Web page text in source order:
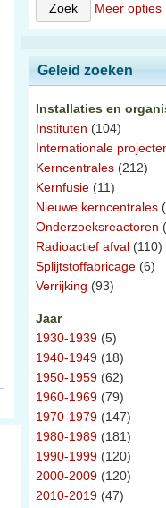
Meer opties
Geleid zoeken
Installaties en
Instituten (104)
Internationale
Kerncentrales (212)
Kernfusie (11)
Nieuwe kerncentrales
Onderzoeksreactoren
Radioactief afval (110)
Splijtstoffabricage (6)
Verrijking (93)
Jaar
1930-1939 (5)
1940-1949 (18)
1950-1959 (62)
1960-1969 (79)
1970-1979 (147)
1980-1989 (181)
1990-1999 (120)
2000-2009 (120)
2010-2019 (47)